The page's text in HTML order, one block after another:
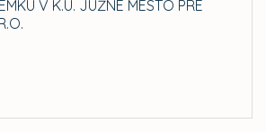
V K.Ú. JUŽNÉ MESTO PRE